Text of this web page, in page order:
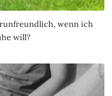
wenn ich
will?